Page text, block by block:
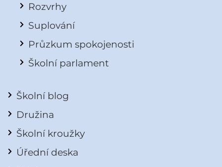
Rozvrhy
Suplování
Průzkum spokojenosti
Školní parlament
Školní blog
Družina
Školní kroužky
Úřední deska